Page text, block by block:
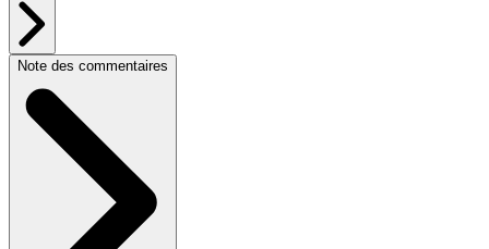
Note des commentaires